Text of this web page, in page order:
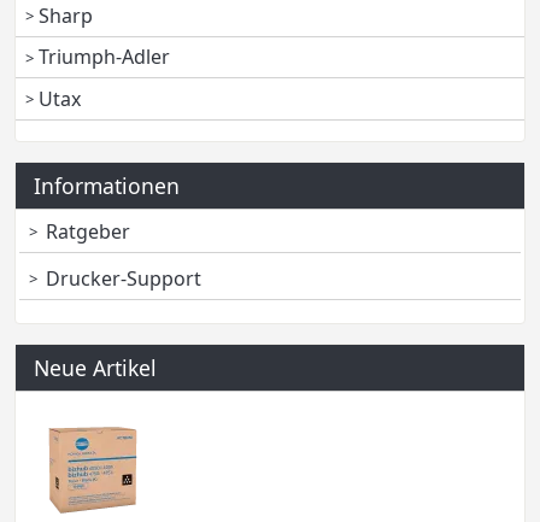
Sharp
Triumph-Adler
Utax
Informationen
Ratgeber
Drucker-Support
Neue Artikel